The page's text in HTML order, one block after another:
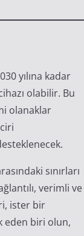
yılına kadar
olabilir. Bu
olanaklar
sınırları
verimli ve
ister bir
eden biri olun,